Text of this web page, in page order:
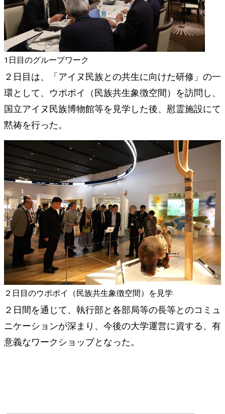
1日目のグループワーク
２日目は、「アイヌ民族との共生に向けた研修」の一
環として、ウポポイ（民族共生象徴空間）を訪問し、
国立アイヌ民族博物館等を見学した後、慰霊施設にて
黙祷を行った。
２日目のウポポイ（民族共生象徴空間）を見学
２日間を通じて、執行部と各部局等の長等とのコミュ
ニケーションが深まり、今後の大学運営に資する、有
意義なワークショップとなった。